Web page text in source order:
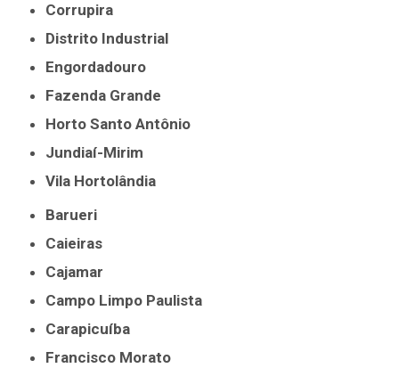
Corrupira
Distrito Industrial
Engordadouro
Fazenda Grande
Horto Santo Antônio
Jundiaí-Mirim
Vila Hortolândia
Barueri
Caieiras
Cajamar
Campo Limpo Paulista
Carapicuíba
Francisco Morato